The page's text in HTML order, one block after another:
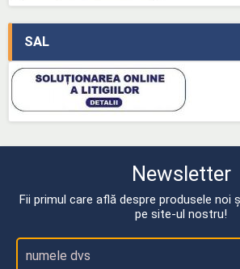
SAL
Newsletter
Fii primul care află despre produsele noi
pe site-ul nostru!